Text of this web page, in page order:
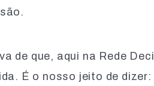
de que, aqui na Rede
É o nosso jeito de